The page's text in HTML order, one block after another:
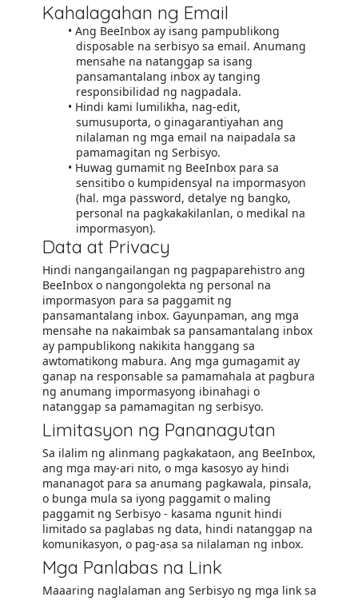
Kahalagahan ng Email
Ang BeeInbox ay isang pampublikong
disposable na serbisyo sa email. Anumang
mensahe na natanggap sa isang
pansamantalang inbox ay tanging
responsibilidad ng nagpadala.
Hindi kami lumilikha, nag-edit,
sumusuporta, o ginagarantiyahan ang
nilalaman ng mga email na naipadala sa
pamamagitan ng Serbisyo.
Huwag gumamit ng BeeInbox para sa
sensitibo o kumpidensyal na impormasyon
(hal. mga password, detalye ng bangko,
personal na pagkakakilanlan, o medikal na
impormasyon).
Data at Privacy
Hindi nangangailangan ng pagpaparehistro ang
BeeInbox o nangongolekta ng personal na
impormasyon para sa paggamit ng
pansamantalang inbox. Gayunpaman, ang mga
mensahe na nakaimbak sa pansamantalang inbox
ay pampublikong nakikita hanggang sa
awtomatikong mabura. Ang mga gumagamit ay
ganap na responsable sa pamamahala at pagbura
ng anumang impormasyong ibinahagi o
natanggap sa pamamagitan ng serbisyo.
Limitasyon ng Pananagutan
Sa ilalim ng alinmang pagkakataon, ang BeeInbox,
ang mga may-ari nito, o mga kasosyo ay hindi
mananagot para sa anumang pagkawala, pinsala,
o bunga mula sa iyong paggamit o maling
paggamit ng Serbisyo - kasama ngunit hindi
limitado sa paglabas ng data, hindi natanggap na
komunikasyon, o pag-asa sa nilalaman ng inbox.
Mga Panlabas na Link
Maaaring naglalaman ang Serbisyo ng mga link sa